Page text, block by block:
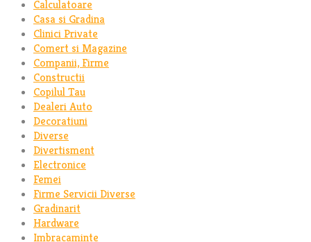
Calculatoare
Casa si Gradina
Clinici Private
Comert si Magazine
Companii, Firme
Constructii
Copilul Tau
Dealeri Auto
Decoratiuni
Diverse
Divertisment
Electronice
Femei
Firme Servicii Diverse
Gradinarit
Hardware
Imbracaminte